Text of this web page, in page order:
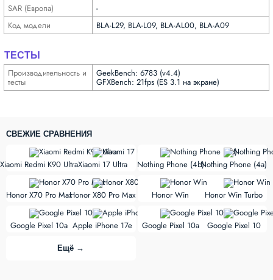
SAR (Европа)
-
Код модели
BLA-L29, BLA-L09, BLA-AL00, BLA-A09
ТЕСТЫ
Производи­тельность и
тесты
GeekBench: 6783 (v4.4)
GFXBench: 21fps (ES 3.1 на экране)
СВЕЖИЕ СРАВНЕНИЯ
Xiaomi Redmi K90 Ultra
vs
Xiaomi 17 Ultra
Nothing Phone (4b)
vs
Nothing Phone (4a)
Honor X70 Pro Max
vs
Honor X80 Pro Max
Honor Win
vs
Honor Win Turbo
Google Pixel 10a
vs
Apple iPhone 17e
Google Pixel 10a
vs
Google Pixel 10
Ещё →